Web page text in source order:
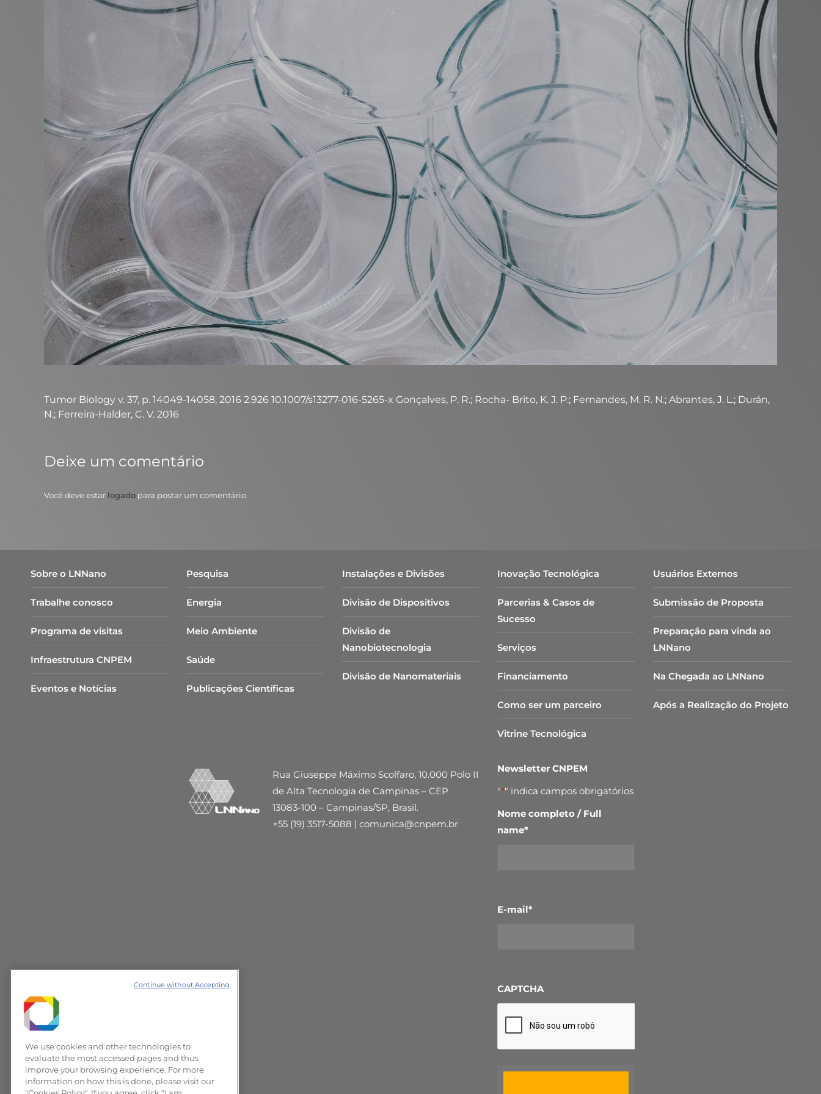
Tumor Biology v. 37, p. 14049-14058, 2016 2.926 10.1007/s13277-016-5265-x Gonçalves, P. R.; Rocha- Brito, K. J. P.; Fernandes, M. R. N.; Abrantes, J. L.; Durán,
N.; Ferreira-Halder, C. V. 2016
Deixe um comentário
Você deve estar logado para postar um comentário.
Sobre o LNNano
Trabalhe conosco
Programa de visitas
Infraestrutura CNPEM
Eventos e Notícias
Pesquisa
Energia
Meio Ambiente
Saúde
Publicações Científicas
Instalações e Divisões
Divisão de Dispositivos
Divisão de
Nanobiotecnologia​
Divisão de Nanomateriais
Inovação Tecnológica
Parcerias & Casos de
Sucesso
Serviços
Financiamento
Como ser um parceiro
Vitrine Tecnológica
Usuários Externos
Submissão de Proposta
Preparação para vinda ao
LNNano
Na Chegada ao LNNano
Após a Realização do Projeto
Rua Giuseppe Máximo Scolfaro, 10.000 Polo II
de Alta Tecnologia de Campinas – CEP
13083-100 – Campinas/SP, Brasil.
+55 (19) 3517-5088 | comunica@cnpem.br
Newsletter CNPEM
"*" indica campos obrigatórios
Nome completo / Full
name*
E-mail*
CAPTCHA
We use cookies and other technologies to
evaluate the most accessed pages and thus
improve your browsing experience. For more
information on how this is done, please visit our
Continue without Accepting